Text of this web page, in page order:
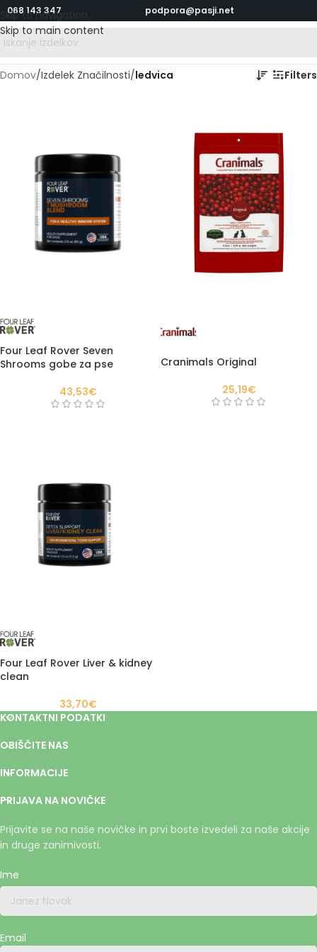
Skip to navigation
Skip to main content
068 143 347 podpora@pasji.net
Domov/Izdelek Značilnosti/ledvica Filters
Four Leaf Rover Seven
Shrooms gobe za pse
43,53€
Cranimals Original
25,19€
Four Leaf Rover Liver & kidney
clean
33,70€
KONTAKTNI PODATKI
OBIŠČITE NAS
INFORMACIJE
PRIJAVA NA NOVIČKE
Prijavite se na naše novičke in prvi boste izvedeli za naše akcije
in druge zanimivosti.
Ime
Email